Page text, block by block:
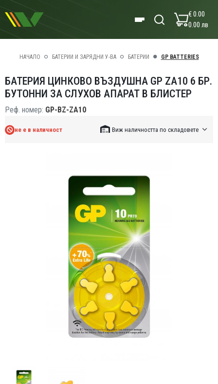
€ 0.00
0.00 лв
НАЧАЛО БАТЕРИИ И ЗАРЯДНИ У-ВА БАТЕРИИ GP BATTERIES
БАТЕРИЯ ЦИНКОВО ВЪЗДУШНА GP ZA10 6 БР.
БУТОННИ ЗА СЛУХОВ АПАРАТ В БЛИСТЕР
Реф. номер: GP-BZ-ZA10
не е в наличност Виж наличността по складовете